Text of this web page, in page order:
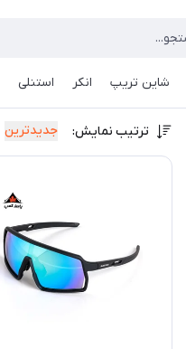
شاین تریپ انکر استنلی
ترتیب نمایش: جدیدترین